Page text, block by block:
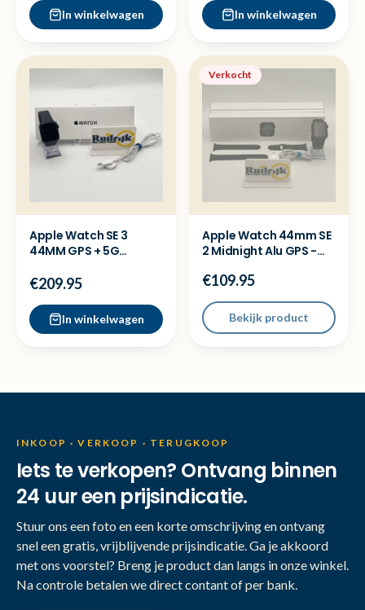
In winkelwagen In winkelwagen
Apple Watch SE 3
44MM GPS + 5G
garantie
€209.95
In winkelwagen
Verkocht
Apple Watch 44mm SE
2 Midnight Alu GPS -
€109.95
Bekijk product
INKOOP · VERKOOP · TERUGKOOP
Iets te verkopen? Ontvang binnen
24 uur een prijsindicatie.
Stuur ons een foto en een korte omschrijving en ontvang
snel een gratis, vrijblijvende prijsindicatie. Ga je akkoord
met ons voorstel? Breng je product dan langs in onze winkel.
Na controle betalen we direct contant of per bank.